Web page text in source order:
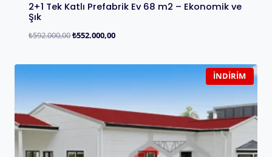
2+1 Tek Katlı Prefabrik Ev 68 m2 – Ekonomik ve
Şık
₺592.000,00₺552.000,00
İNDIRIM